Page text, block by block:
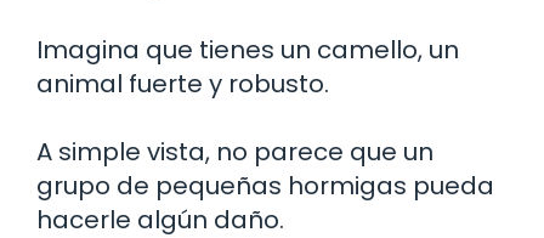
Imagina que tienes un camello, un
animal fuerte y robusto.
A simple vista, no parece que un
grupo de pequeñas hormigas pueda
hacerle algún daño.